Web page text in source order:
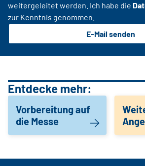
weitergeleitet werden. Ich habe die
zur Kenntnis genommen.
E-Mail senden
Entdecke mehr:
Vorbereitung auf
die Messe